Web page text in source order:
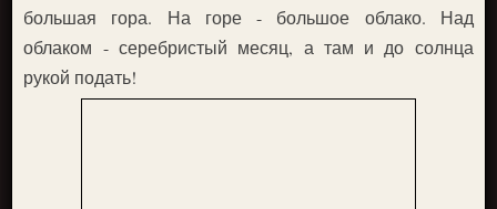
большая гора. На горе - большое облако. Над
облаком - серебристый месяц, а там и до солнца
рукой подать!